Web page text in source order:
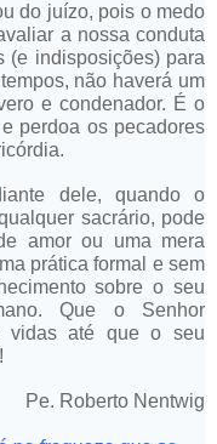
do juízo, pois o medo
a nossa conduta
(e indisposições) para
não haverá um
e condenador. É o
perdoa os pecadores
dele, quando o
sacrário, pode
amor ou uma mera
prática formal e sem
sobre o seu
Que o Senhor
vidas até que o seu
Pe. Roberto Nentwig